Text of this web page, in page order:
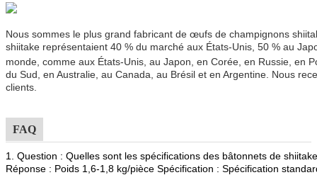
Nous sommes le plus grand fabricant de œufs de champignons
shiitake représentaient 40 % du marché aux États-Unis, 50 % au
monde, comme aux États-Unis, au Japon, en Corée, en Russie, en
du Sud, en Australie, au Canada, au Brésil et en Argentine. Nous
clients.
FAQ
1. Question : Quelles sont les spécifications des bâtonnets de
Réponse : Poids 1,6-1,8 kg/pièce Spécification : Spécification